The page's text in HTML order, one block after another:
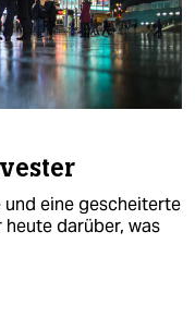
und eine gescheiterte
heute darüber, was